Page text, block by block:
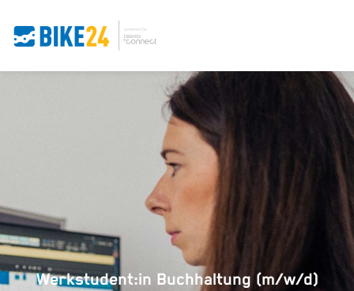
Werkstudent:in Buchhaltung (m/w/d)